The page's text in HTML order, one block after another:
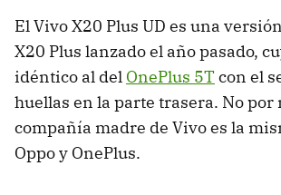
El Vivo X20 Plus UD es una
X20 Plus lanzado el año pasado,
idéntico al del OnePlus 5Tcon el
huellas en la parte trasera. No por
compañía madre de Vivo es la
Oppo y OnePlus.